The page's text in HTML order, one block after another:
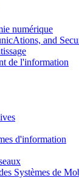
numérique
and
de l'information
d'information
Systèmes de